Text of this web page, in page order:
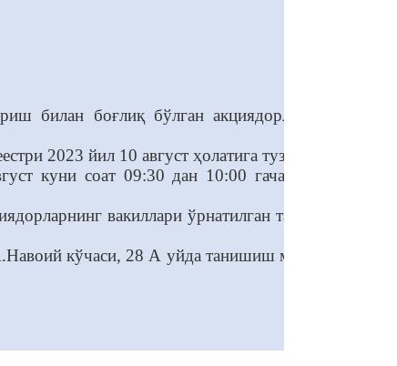
билан боғлиқ бўлган акциядорларнинг
2023 йил 10 август ҳолатига тузилади.
куни соат 09:30 дан 10:00 гача амалга
вакиллари ўрнатилган тартибда
кўчаси, 28 А уйда танишиш мумкин.